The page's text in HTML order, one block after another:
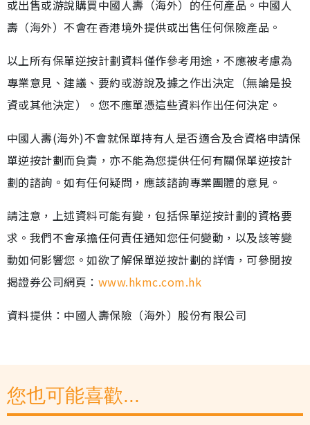
或出售或游說購買中國人壽（海外）的任何產品。中國人
壽（海外）不會在香港境外提供或出售任何保險產品。
以上所有保單逆按計劃資料僅作參考用途，不應被考慮為
專業意見、建議、要約或游說及據之作出決定（無論是投
資或其他決定）。您不應單憑這些資料作出任何決定。
中國人壽(海外)不會就保單持有人是否適合及合資格申請保
單逆按計劃而負責，亦不能為您提供任何有關保單逆按計
劃的諮詢。如有任何疑問，應該諮詢專業團體的意見。
請注意，上述資料可能有變，包括保單逆按計劃的資格要
求。我們不會承擔任何責任通知您任何變動，以及該等變
動如何影響您。如欲了解保單逆按計劃的詳情，可參閱按
揭證券公司網頁： www.hkmc.com.hk
資料提供：中國人壽保險（海外）股份有限公司
您也可能喜歡...